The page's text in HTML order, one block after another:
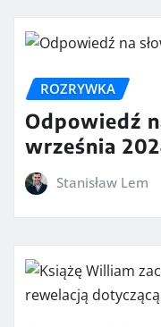
ROZRYWKA
Odpowiedź
września
Stanisław Lem